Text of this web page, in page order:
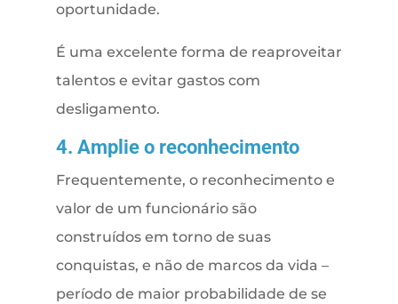
oportunidade.
É uma excelente forma de reaproveitar
talentos e evitar gastos com
desligamento.
4. Amplie o reconhecimento
Frequentemente, o reconhecimento e
valor de um funcionário são
construídos em torno de suas
conquistas, e não de marcos da vida –
período de maior probabilidade de se